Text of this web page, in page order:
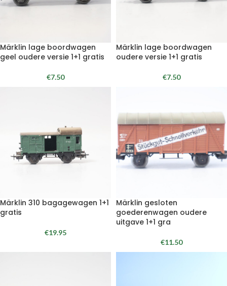
Märklin lage boordwagen
geel oudere versie 1+1 gratis
€7.50
Märklin lage boordwagen
oudere versie 1+1 gratis
€7.50
Märklin 310 bagagewagen 1+1
gratis
€19.95
Märklin gesloten
goederenwagen oudere
uitgave 1+1 gra
€11.50